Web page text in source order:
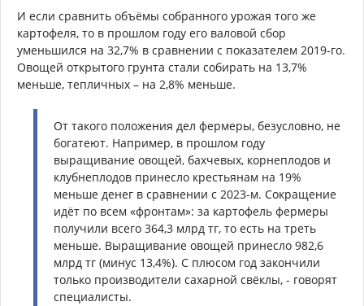
И если сравнить объёмы собранного урожая того же
картофеля, то в прошлом году его валовой сбор
уменьшился на 32,7% в сравнении с показателем 2019-го.
Овощей открытого грунта стали собирать на 13,7%
меньше, тепличных – на 2,8% меньше.
От такого положения дел фермеры, безусловно, не
богатеют. Например, в прошлом году
выращивание овощей, бахчевых, корнеплодов и
клубнеплодов принесло крестьянам на 19%
меньше денег в сравнении с 2023-м. Сокращение
идёт по всем «фронтам»: за картофель фермеры
получили всего 364,3 млрд тг, то есть на треть
меньше. Выращивание овощей принесло 982,6
млрд тг (минус 13,4%). С плюсом год закончили
только производители сахарной свёклы, - говорят
специалисты.